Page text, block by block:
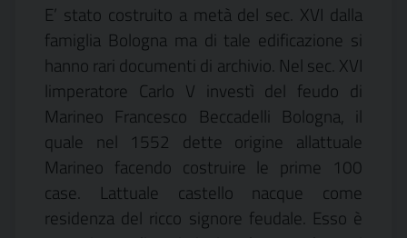
E’ stato costruito a metà del sec. XVI dalla
famiglia Bologna ma di tale edificazione si
hanno rari documenti di archivio. Nel sec. XVI
limperatore Carlo V investì del feudo di
Marineo Francesco Beccadelli Bologna, il
quale nel 1552 dette origine allattuale
Marineo facendo costruire le prime 100
case. Lattuale castello nacque come
residenza del ricco signore feudale. Esso è